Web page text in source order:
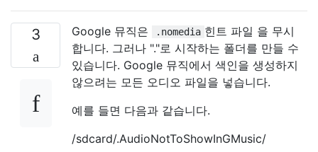
3 Google 뮤직은 .nomedia 힌트 파일 을 무시
합니다. 그러나 "."로 시작하는 폴더를 만들 수
있습니다. Google 뮤직에서 색인을 생성하지
않으려는 모든 오디오 파일을 넣습니다.
예를 들면 다음과 같습니다.
/sdcard/.AudioNotToShowInGMusic/